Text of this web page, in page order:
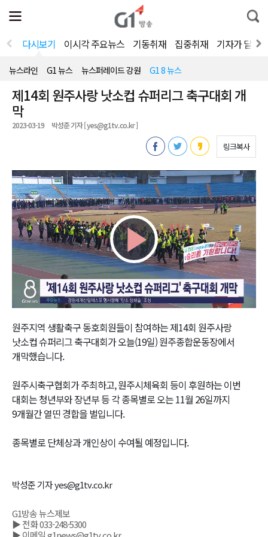
전
체
뉴
열
통
합
색
다시보기 이시각 주요뉴스 기동취재 집중취재 기자가 달려
뉴스라인 G1 뉴스 뉴스퍼레이드 강원 G1 8 뉴스
제14회 원주사랑 낫소컵 슈퍼리그 축구대회 개
막
2023-03-19 박성준 기자 [ yes@g1tv.co.kr ]
링크복사
Play
Video
원주지역 생활축구 동호회원들이 참여하는 제14회 원주사랑
낫소컵 슈퍼리그 축구대회가 오늘(19일) 원주종합운동장에서
개막했습니다.
원주시축구협회가 주최하고, 원주시체육회 등이 후원하는 이번
대회는 청년부와 장년부 등 각 종목별로 오는 11월 26일까지
9개월간 열띤 경합을 벌입니다.
종목별로 단체상과 개인상이 수여될 예정입니다.
박성준 기자 yes@g1tv.co.kr
G1방송 뉴스제보
▶ 전화 033-248-5300